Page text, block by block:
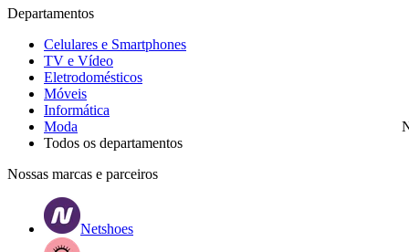
Departamentos
Celulares e Smartphones
TV e Vídeo
Eletrodomésticos
Móveis
Informática
Moda
Todos os departamentos
Nossas marcas e parceiros
Netshoes